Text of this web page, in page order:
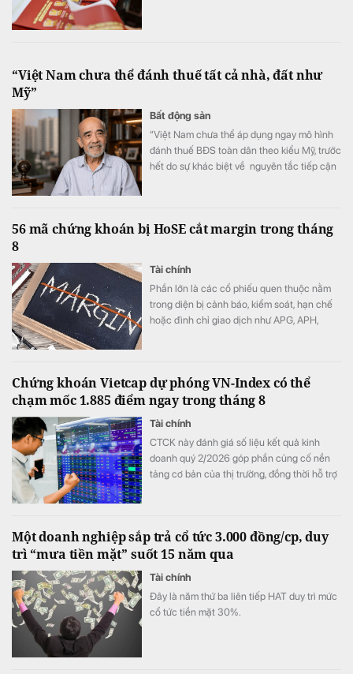
“Việt Nam chưa thể đánh thuế tất cả nhà, đất như
Mỹ”
Bất động sản
“Việt Nam chưa thể áp dụng ngay mô hình
đánh thuế BĐS toàn dân theo kiểu Mỹ, trước
hết do sự khác biệt về nguyên tắc tiếp cận
56 mã chứng khoán bị HoSE cắt margin trong tháng
8
Tài chính
Phần lớn là các cổ phiếu quen thuộc nằm
trong diện bị cảnh báo, kiểm soát, hạn chế
hoặc đình chỉ giao dịch như APG, APH,
Chứng khoán Vietcap dự phóng VN-Index có thể
chạm mốc 1.885 điểm ngay trong tháng 8
Tài chính
CTCK này đánh giá số liệu kết quả kinh
doanh quý 2/2026 góp phần củng cố nền
tảng cơ bản của thị trường, đồng thời hỗ trợ
Một doanh nghiệp sắp trả cổ tức 3.000 đồng/cp, duy
trì “mưa tiền mặt” suốt 15 năm qua
Tài chính
Đây là năm thứ ba liên tiếp HAT duy trì mức
cổ tức tiền mặt 30%.